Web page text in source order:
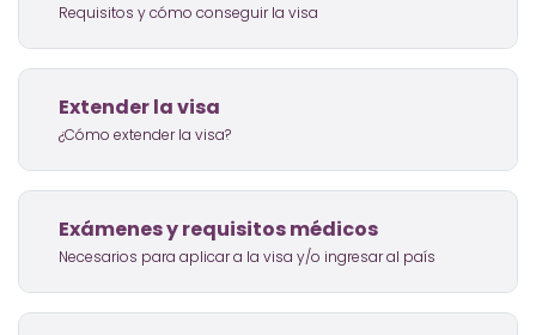
Requisitos y cómo conseguir la visa
Extender la visa
¿Cómo extender la visa?
Exámenes y requisitos médicos
Necesarios para aplicar a la visa y/o ingresar al país